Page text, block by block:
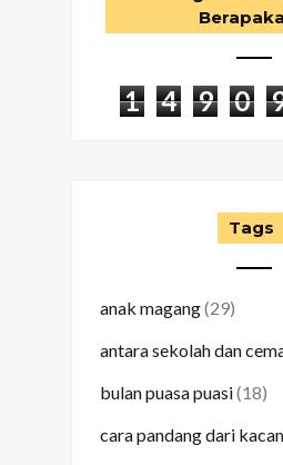
1 4 9 0
Tags
anak magang(29)
antara sekolah dan
bulan puasa puasi(18)
cara pandang dari